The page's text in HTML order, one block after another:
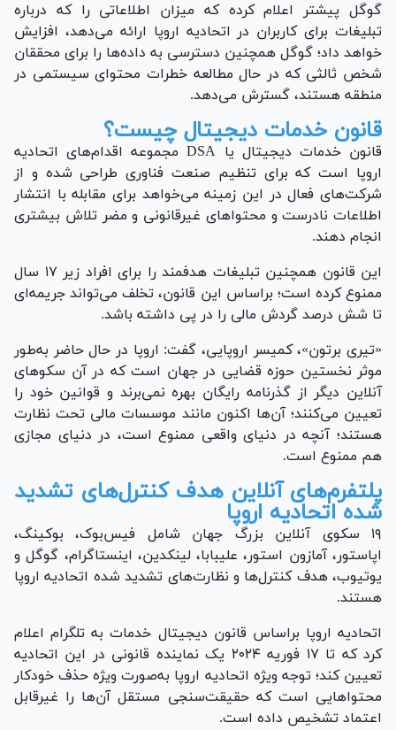
گوگل پیشتر اعلام کرده که میزان اطلاعاتی را که درباره
تبلیغات برای کاربران در اتحادیه اروپا ارائه می‌دهد، افزایش
خواهد داد؛ گوگل همچنین دسترسی به داده‌ها را برای محققان
شخص ثالثی که در حال مطالعه خطرات محتوای سیستمی در
منطقه هستند، گسترش می‌دهد.
قانون خدمات دیجیتال چیست؟
قانون خدمات دیجیتال یا DSA مجموعه اقدام‌های اتحادیه
اروپا است که برای تنظیم صنعت فناوری طراحی شده و از
شرکت‌های فعال در این زمینه می‌خواهد برای مقابله با انتشار
اطلاعات نادرست و محتوا‌های غیرقانونی و مضر تلاش بیشتری
انجام دهند.
این قانون همچنین تبلیغات هدفمند را برای افراد زیر ۱۷ سال
ممنوع کرده است؛ براساس این قانون، تخلف می‌تواند جریمه‌ای
تا شش درصد گردش مالی را در پی داشته باشد.
«تیری برتون»، کمیسر اروپایی، گفت: اروپا در حال حاضر به‌طور
موثر نخستین حوزه قضایی در جهان است که در آن سکوهای
آنلاین دیگر از گذرنامه رایگان بهره نمی‌برند و قوانین خود را
تعیین می‌کنند؛ آن‌ها اکنون مانند موسسات مالی تحت نظارت
هستند؛ آنچه در دنیای واقعی ممنوع است، در دنیای مجازی
هم ممنوع است.
پلتفرم‌های آنلاین هدف کنترل‌های تشدید
شده اتحادیه اروپا
۱۹ سکوی آنلاین بزرگ جهان شامل فیس‌بوک، بوکینگ،
اپ‎استور، آمازون استور، علی‎بابا، لینکدین، اینستاگرام، گوگل و
یوتیوب، هدف کنترل‌ها و نظارت‌های تشدید شده اتحادیه اروپا
هستند.
اتحادیه اروپا براساس قانون دیجیتال خدمات به تلگرام اعلام
کرد که تا ۱۷ فوریه ۲۰۲۴ یک نماینده قانونی در این اتحادیه
تعیین کند؛ توجه ویژه اتحادیه اروپا به‌صورت ویژه حذف خودکار
محتوا‌هایی است که حقیقت‌سنجی مستقل آن‌ها را غیرقابل
اعتماد تشخیص داده است.